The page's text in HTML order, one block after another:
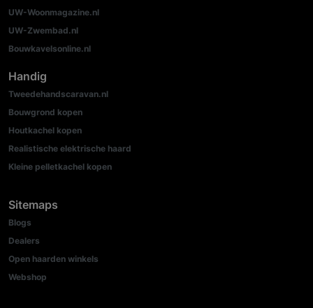
UW-Woonmagazine.nl
UW-Zwembad.nl
Bouwkavelsonline.nl
Handig
Tweedehandscaravan.nl
Bouwgrond kopen
Houtkachel kopen
Realistische elektrische haard
Kleine pelletkachel kopen
Sitemaps
Blogs
Dealers
Open haarden winkels
Webshop